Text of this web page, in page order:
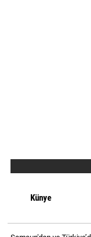
Künye